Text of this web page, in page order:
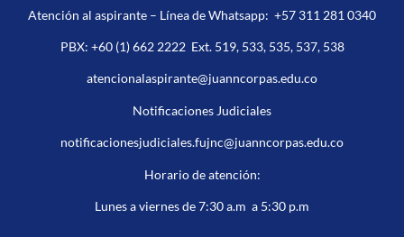
Atención al aspirante – Línea de Whatsapp: +57 311 281 0340
PBX: +60 (1) 662 2222Ext. 519, 533, 535, 537, 538
atencionalaspirante@juanncorpas.edu.co
Notificaciones Judiciales
notificacionesjudiciales.fujnc@juanncorpas.edu.co
Horario de atención:
Lunes a viernes de 7:30 a.m a 5:30 p.m